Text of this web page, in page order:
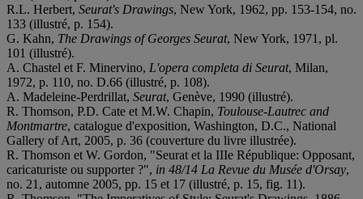
R.L. Herbert, Seurat's Drawings, New York, 1962, pp. 153-154, no.
133 (illustré, p. 154).
G. Kahn, The Drawings of Georges Seurat, New York, 1971, pl.
101 (illustré).
A. Chastel et F. Minervino, L'opera completa di Seurat, Milan,
1972, p. 110, no. D.66 (illustré, p. 108).
A. Madeleine-Perdrillat, Seurat, Genève, 1990 (illustré).
R. Thomson, P.D. Cate et M.W. Chapin, Toulouse-Lautrec and
Montmartre, catalogue d'exposition, Washington, D.C., National
Gallery of Art, 2005, p. 36 (couverture du livre illustrée).
R. Thomson et W. Gordon, "Seurat et la IIIe République: Opposant,
caricaturiste ou supporter ?", in 48/14 La Revue du Musée d'Orsay,
no. 21, automne 2005, pp. 15 et 17 (illustré, p. 15, fig. 11).